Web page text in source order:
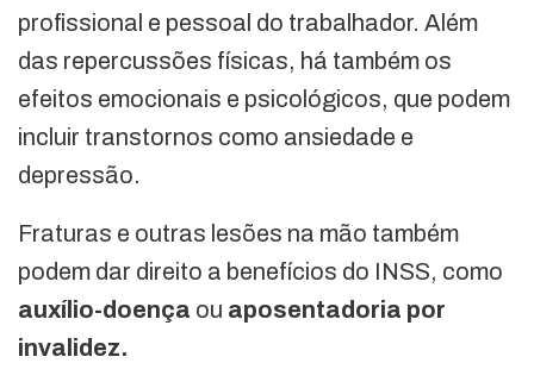
profissional e pessoal do trabalhador. Além
das repercussões físicas, há também os
efeitos emocionais e psicológicos, que podem
incluir transtornos como ansiedade e
depressão.
Fraturas e outras lesões na mão também
podem dar direito a benefícios do INSS, como
auxílio-doença ou aposentadoria por
invalidez.